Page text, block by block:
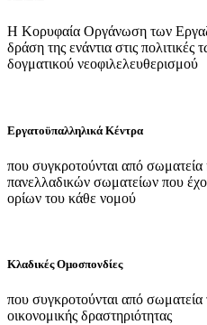
Η Κορυφαία Οργάνωση των
δράση της ενάντια στις πολιτικές
δογματικού νεοφιλελευθερισμού
Εργατοϋπαλληλικά Κέντρα
που συγκροτούνται από σωματεία
πανελλαδικών σωματείων που
ορίων του κάθε νομού
Κλαδικές Ομοσπονδίες
που συγκροτούνται από
οικονομικής δραστηριότητας